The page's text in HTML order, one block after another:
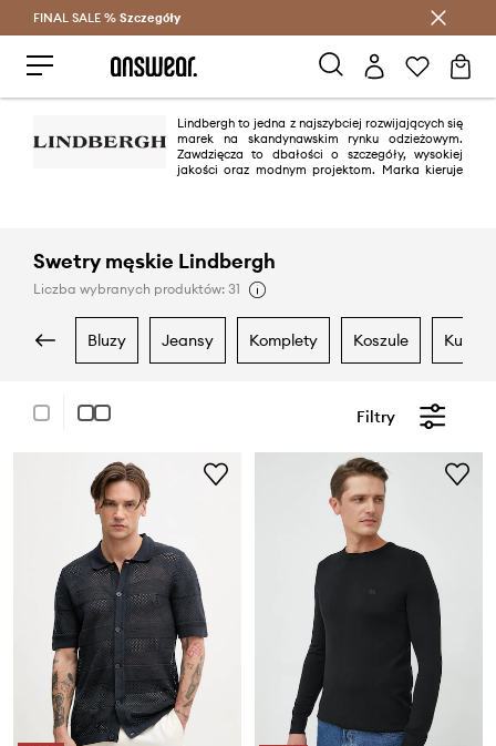
Oszczędzaj z Answear Club >
FINAL SALE % Szczegóły
Lindbergh to jedna z najszybciej rozwijających się
marek na skandynawskim rynku odzieżowym.
Zawdzięcza to dbałości o szczegóły, wysokiej
jakości oraz modnym projektom. Marka kieruje
Swetry męskie Lindbergh
Liczba wybranych produktów: 31
bluzy jeansy komplety koszule kurtki
Filtry